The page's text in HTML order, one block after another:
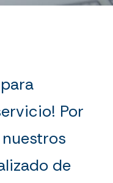
Por
de